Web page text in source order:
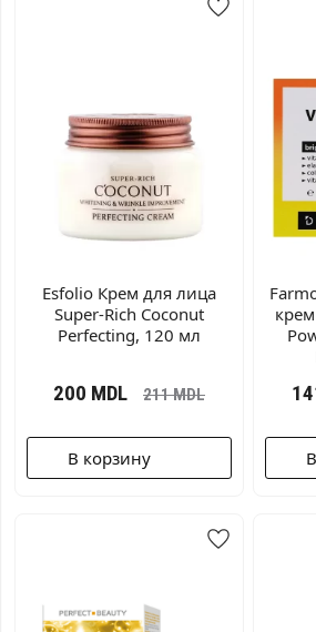
Esfolio Крем для лица
Super-Rich Coconut
Perfecting, 120 мл
200 MDL 211MDL
В корзину